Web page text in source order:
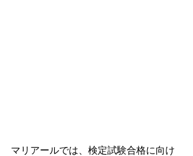
マリアールでは、検定試験合格に向け